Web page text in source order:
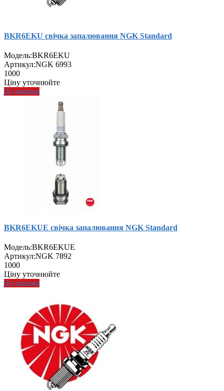
BKR6EKU свічка запалювання NGK Standard
Модель:BKR6EKU
Артикул:NGK 6993
1000
Ціну уточнюйте
До кошика
BKR6EKUE свічка запалювання NGK Standard
Модель:BKR6EKUE
Артикул:NGK 7892
1000
Ціну уточнюйте
До кошика